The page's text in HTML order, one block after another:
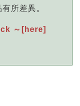
所差異。
～[here]